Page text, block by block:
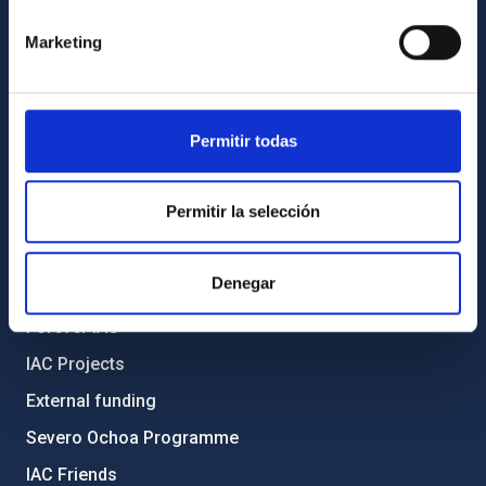
Marketing
Permitir todas
Permitir la selección
Denegar
General register
ABOUT THE IAC
Transparency
Code of ethics and anti-fraud policy
Gender equality and diversity
Environment and Sustainability
Forever IAC
IAC Projects
External funding
Severo Ochoa Programme
IAC Friends